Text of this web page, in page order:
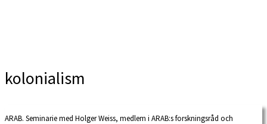
kolonialism
ARAB. Seminarie med Holger Weiss, medlem i ARAB:s forskningsråd och